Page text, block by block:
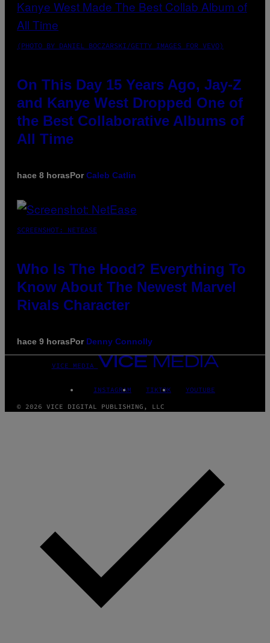
(PHOTO BY DANIEL BOCZARSKI/GETTY IMAGES FOR VEVO)
On This Day 15 Years Ago, Jay-Z
and Kanye West Dropped One of
the Best Collaborative Albums of
All Time
hace 8 horasPorCaleb Catlin
SCREENSHOT: NETEASE
Who Is The Hood? Everything To
Know About The Newest Marvel
Rivals Character
hace 9 horasPor Denny Connolly
VICE MEDIA
INSTAGRAM TIKTOK
YOUTUBE
© 2026 VICE DIGITAL PUBLISHING, LLC